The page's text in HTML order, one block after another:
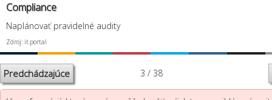
Compliance
Naplánovať pravidelné audity
Zdroj: it.portal
Predchádzajúce 3 / 38